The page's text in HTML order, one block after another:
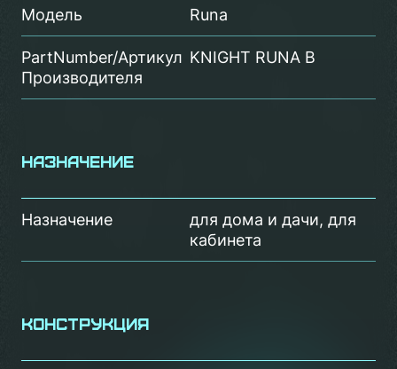
Модель Runa
PartNumber/Артикул
Производителя
KNIGHT RUNA B
Назначение
Назначение
для дома и дачи, для
кабинета
Конструкция